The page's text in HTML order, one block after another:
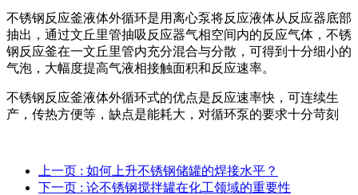
不锈钢反应釜液体外循环是用离心泵将反应液体从反应器底部
抽出，通过文丘里管抽吸反应器气相空间内的反应气体，不锈
钢反应釜在一文丘里管内充分混合与分散，可得到十分细小的
气泡，大幅度提高气液相接触面积和反应速率。
不锈钢反应釜液体外循环式的优点是反应速率快，可连续生
产，传热方便等，缺点是能耗大，对循环泵的要求十分苛刻
上一页 : 如何上升不锈钢储罐的焊接水平？
下一页 : 论不锈钢搅拌罐在化工领域的重要性